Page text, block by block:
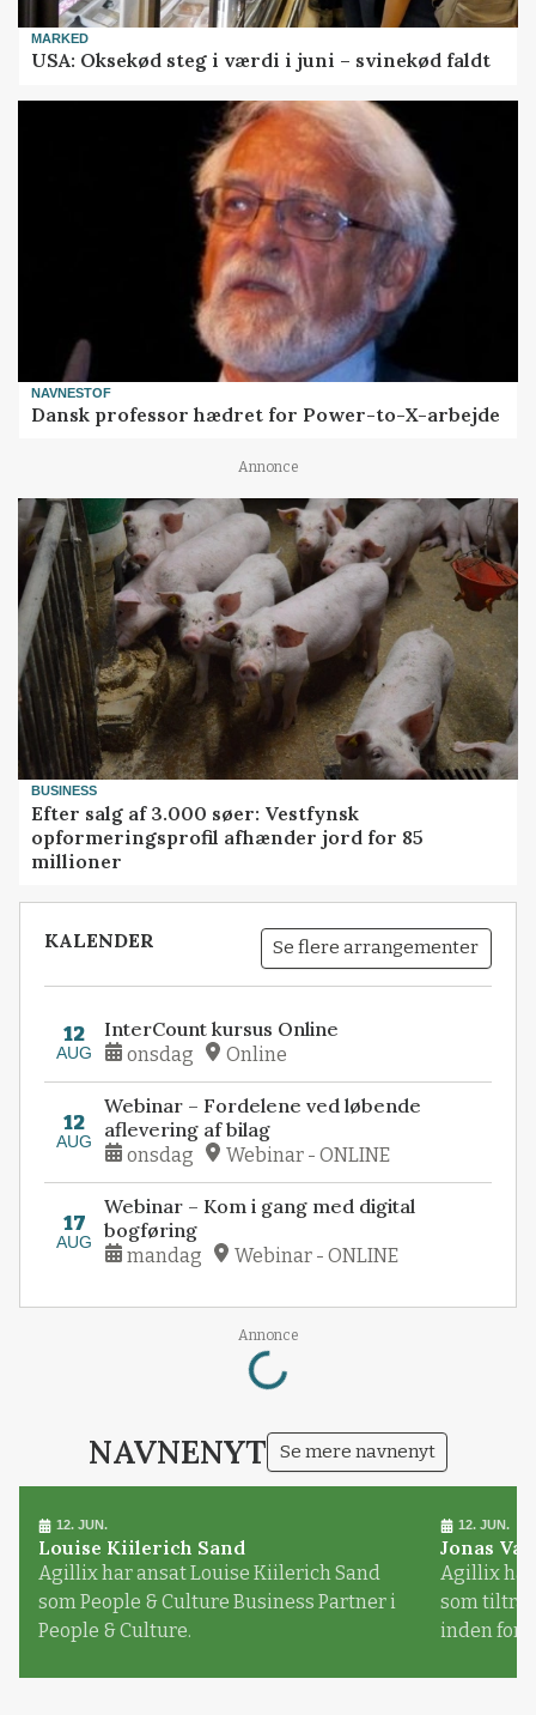
MARKED
USA: Oksekød steg i værdi i juni – svinekød faldt
NAVNESTOF
Dansk professor hædret for Power-to-X-arbejde
Annonce
BUSINESS
Efter salg af 3.000 søer: Vestfynsk
opformeringsprofil afhænder jord for 85
millioner
KALENDER Se flere arrangementer
12
AUG
InterCount kursus Online
onsdag Online
12
AUG
Webinar – Fordelene ved løbende
aflevering af bilag
onsdag Webinar - ONLINE
17
AUG
Webinar – Kom i gang med digital
bogføring
mandag Webinar - ONLINE
Annonce
Loading...
NAVNENYT Se mere navnenyt
12. JUN.
Louise Kiilerich Sand
Agillix har ansat Louise Kiilerich Sand
som People & Culture Business Partner i
People & Culture.
12. JUN.
Jonas
Agillix har
som
inden for